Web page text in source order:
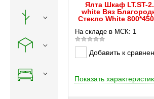
Ялта Шкаф LT.ST-
white Вяз
Стекло White
На складе в МСК: 1
Добавить к
Показать